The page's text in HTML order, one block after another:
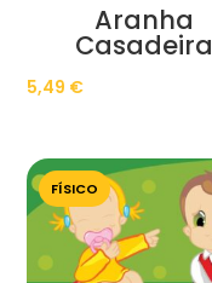
Aranha
Casadeira
5,49 €
FÍSICO